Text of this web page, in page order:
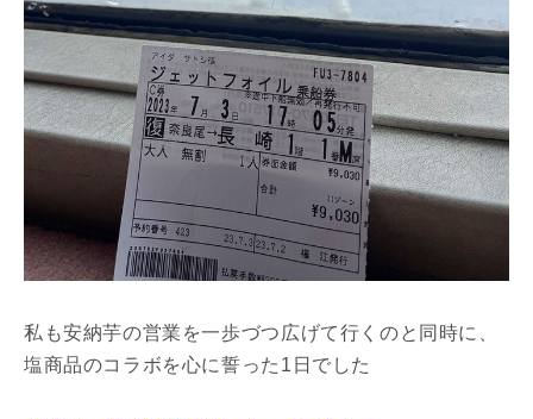
私も安納芋の営業を一歩づつ広げて行くのと同時に、
塩商品のコラボを心に誓った1日でした